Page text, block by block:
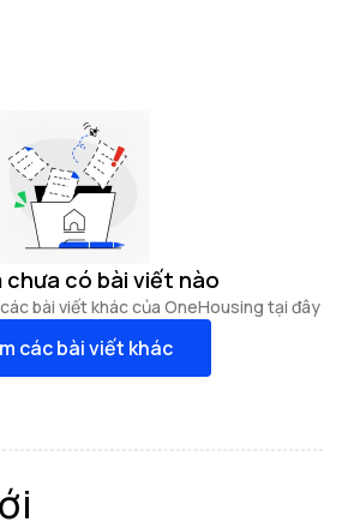
chưa có bài viết nào
bài viết khác của OneHousing tại đây
các bài viết khác